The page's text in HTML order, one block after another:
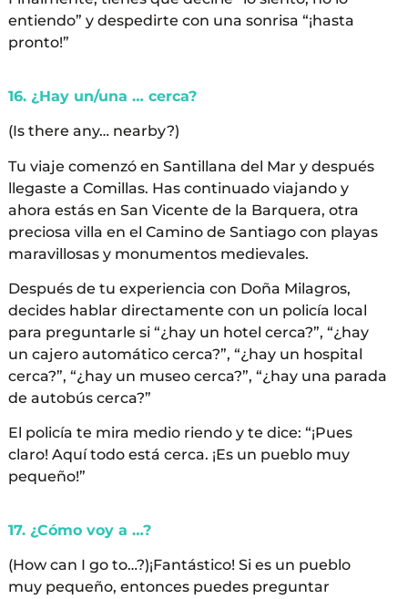
entiendo” y despedirte con una sonrisa “¡hasta
pronto!”
16. ¿Hay un/una … cerca?
(Is there any… nearby?)
Tu viaje comenzó en Santillana del Mar y después
llegaste a Comillas. Has continuado viajando y
ahora estás en San Vicente de la Barquera, otra
preciosa villa en el Camino de Santiago con playas
maravillosas y monumentos medievales.
Después de tu experiencia con Doña Milagros,
decides hablar directamente con un policía local
para preguntarle si “¿hay un hotel cerca?”, “¿hay
un cajero automático cerca?”, “¿hay un hospital
cerca?”, “¿hay un museo cerca?”, “¿hay una parada
de autobús cerca?”
El policía te mira medio riendo y te dice: “¡Pues
claro! Aquí todo está cerca. ¡Es un pueblo muy
pequeño!”
17. ¿Cómo voy a …?
(How can I go to…?)¡Fantástico! Si es un pueblo
muy pequeño, entonces puedes preguntar